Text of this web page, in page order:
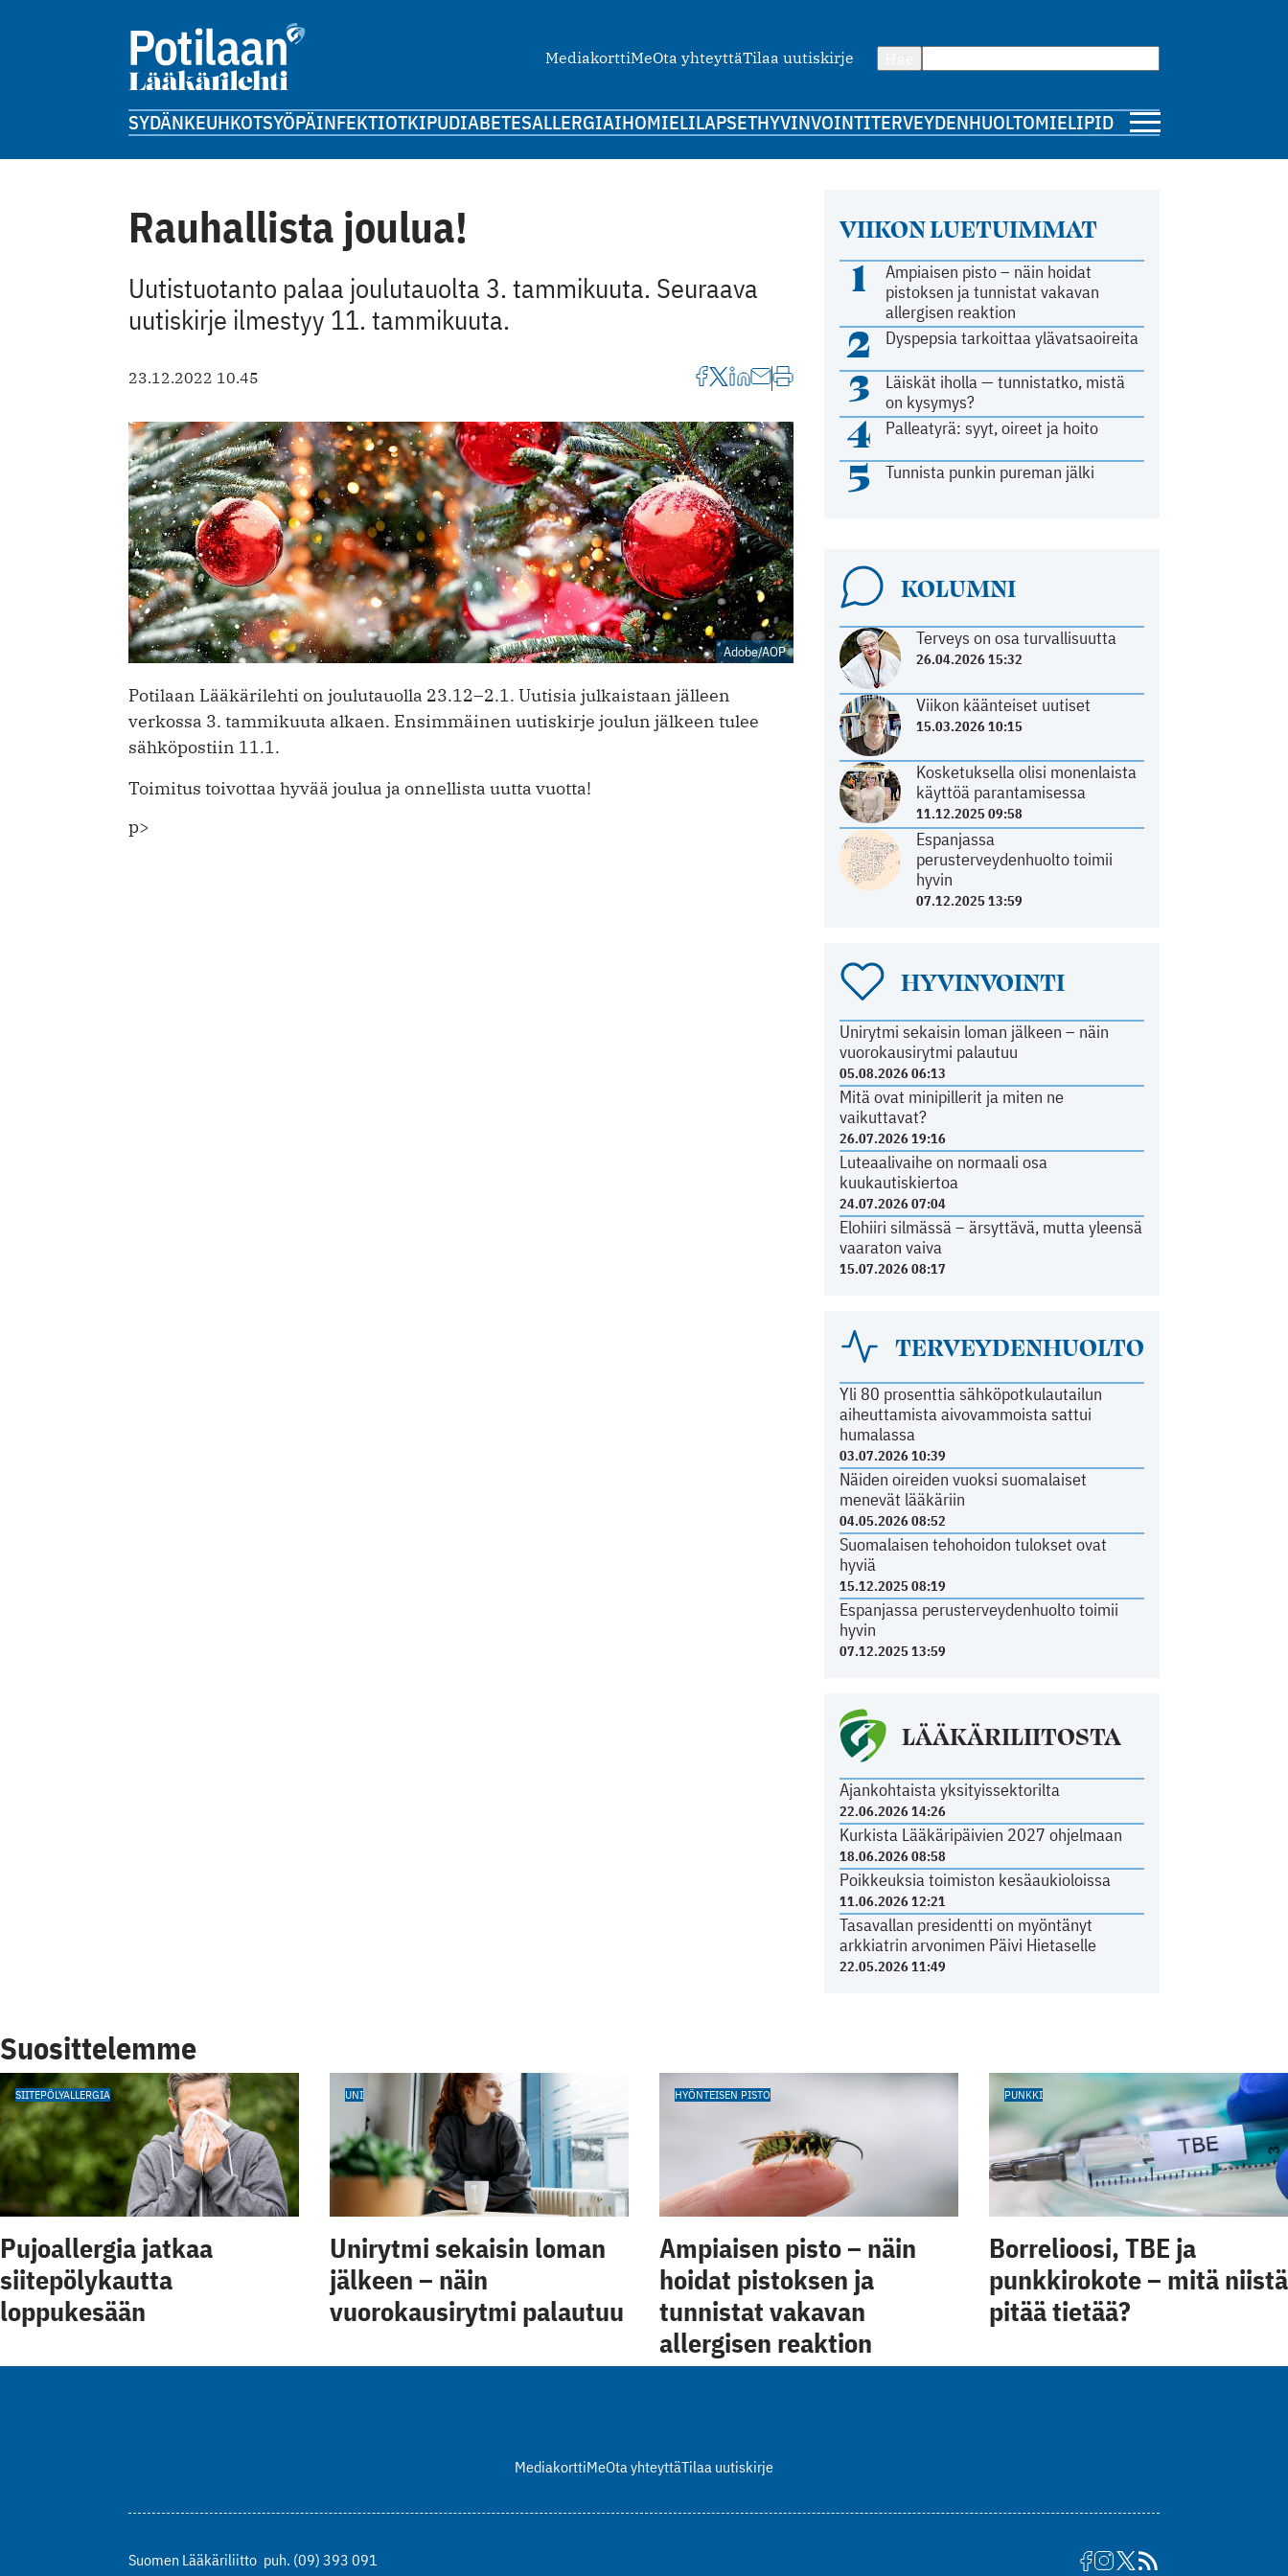
MediakorttiMeOta yhteyttäTilaa uutiskirje
SYDÄNKEUHKOTSYÖPÄINFEKTIOTKIPUDIABETESALLERGIAIHOMIELILAPSETHYVINVOINTITERVEYDENHUOLTOMIELIPIDE
VIIKON LUETUIMMAT
1
Ampiaisen pisto – näin hoidat
pistoksen ja tunnistat vakavan
allergisen reaktion
2 Dyspepsia tarkoittaa ylävatsaoireita
3
Läiskät iholla — tunnistatko, mistä
on kysymys?
4 Palleatyrä: syyt, oireet ja hoito
5 Tunnista punkin pureman jälki
KOLUMNI
Terveys on osa turvallisuutta
26.04.2026 15:32
Viikon käänteiset uutiset
15.03.2026 10:15
Kosketuksella olisi monenlaista
käyttöä parantamisessa
11.12.2025 09:58
Espanjassa
perusterveydenhuolto toimii
hyvin
07.12.2025 13:59
HYVINVOINTI
Unirytmi sekaisin loman jälkeen – näin
vuorokausirytmi palautuu
05.08.2026 06:13
Mitä ovat minipillerit ja miten ne
vaikuttavat?
26.07.2026 19:16
Luteaalivaihe on normaali osa
kuukautiskiertoa
24.07.2026 07:04
Elohiiri silmässä – ärsyttävä, mutta yleensä
vaaraton vaiva
15.07.2026 08:17
TERVEYDENHUOLTO
Yli 80 prosenttia sähköpotkulautailun
aiheuttamista aivovammoista sattui
humalassa
03.07.2026 10:39
Näiden oireiden vuoksi suomalaiset
menevät lääkäriin
04.05.2026 08:52
Suomalaisen tehohoidon tulokset ovat
hyviä
15.12.2025 08:19
Espanjassa perusterveydenhuolto toimii
hyvin
07.12.2025 13:59
LÄÄKÄRILIITOSTA
Ajankohtaista yksityissektorilta
22.06.2026 14:26
Kurkista Lääkäripäivien 2027 ohjelmaan
18.06.2026 08:58
Poikkeuksia toimiston kesäaukioloissa
11.06.2026 12:21
Tasavallan presidentti on myöntänyt
arkkiatrin arvonimen Päivi Hietaselle
22.05.2026 11:49
Rauhallista joulua!
Uutistuotanto palaa joulutauolta 3. tammikuuta. Seuraava
uutiskirje ilmestyy 11. tammikuuta.
23.12.2022 10.45
Adobe/AOP
Potilaan Lääkärilehti on joulutauolla 23.12–2.1. Uutisia julkaistaan jälleen
verkossa 3. tammikuuta alkaen. Ensimmäinen uutiskirje joulun jälkeen tulee
sähköpostiin 11.1.
Toimitus toivottaa hyvää joulua ja onnellista uutta vuotta!
p>
Suosittelemme
SIITEPÖLYALLERGIA
Pujoallergia jatkaa
siitepölykautta
loppukesään
UNI
Unirytmi sekaisin loman
jälkeen – näin
vuorokausirytmi palautuu
HYÖNTEISEN PISTO
Ampiaisen pisto – näin
hoidat pistoksen ja
tunnistat vakavan
allergisen reaktion
PUNKKI
Borrelioosi, TBE ja
punkkirokote – mitä niistä
pitää tietää?
MediakorttiMeOta yhteyttäTilaa uutiskirje
Suomen Lääkäriliitto puh. (09) 393 091